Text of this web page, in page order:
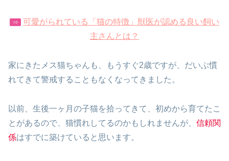
⇒
可愛がられている「猫の特徴」獣医が認める良い飼い
主さんとは？
家にきたメス猫ちゃんも、もうすぐ2歳ですが、だいぶ慣
れてきて警戒することもなくなってきました。
以前、生後一ヶ月の子猫を拾ってきて、初めから育てたこ
とがあるので、猫慣れしてるのかもしれませんが、 信頼関
係はすでに築けていると思います。